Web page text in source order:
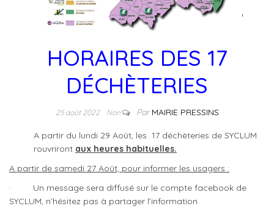
HORAIRES DES 17
DÉCHÈTERIES
25 août 2022 Non ParMAIRIE PRESSINS
A partir du lundi 29 Août, les 17 déchèteries de SYCLUM
rouvriront aux heures habituelles.
A partir de samedi 27 Août, pour informer les usagers :
· Un message sera diffusé sur le compte facebook de
SYCLUM, n’hésitez pas à partager l’information